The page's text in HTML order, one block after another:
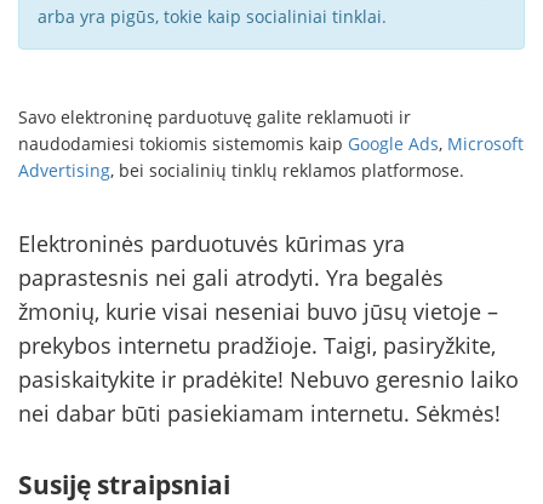
arba yra pigūs, tokie kaip socialiniai tinklai.
Savo elektroninę parduotuvę galite reklamuoti ir
naudodamiesi tokiomis sistemomis kaip Google Ads, Microsoft
Advertising, bei socialinių tinklų reklamos platformose.
Elektroninės parduotuvės kūrimas yra
paprastesnis nei gali atrodyti. Yra begalės
žmonių, kurie visai neseniai buvo jūsų vietoje –
prekybos internetu pradžioje. Taigi, pasiryžkite,
pasiskaitykite ir pradėkite! Nebuvo geresnio laiko
nei dabar būti pasiekiamam internetu. Sėkmės!
Susiję straipsniai